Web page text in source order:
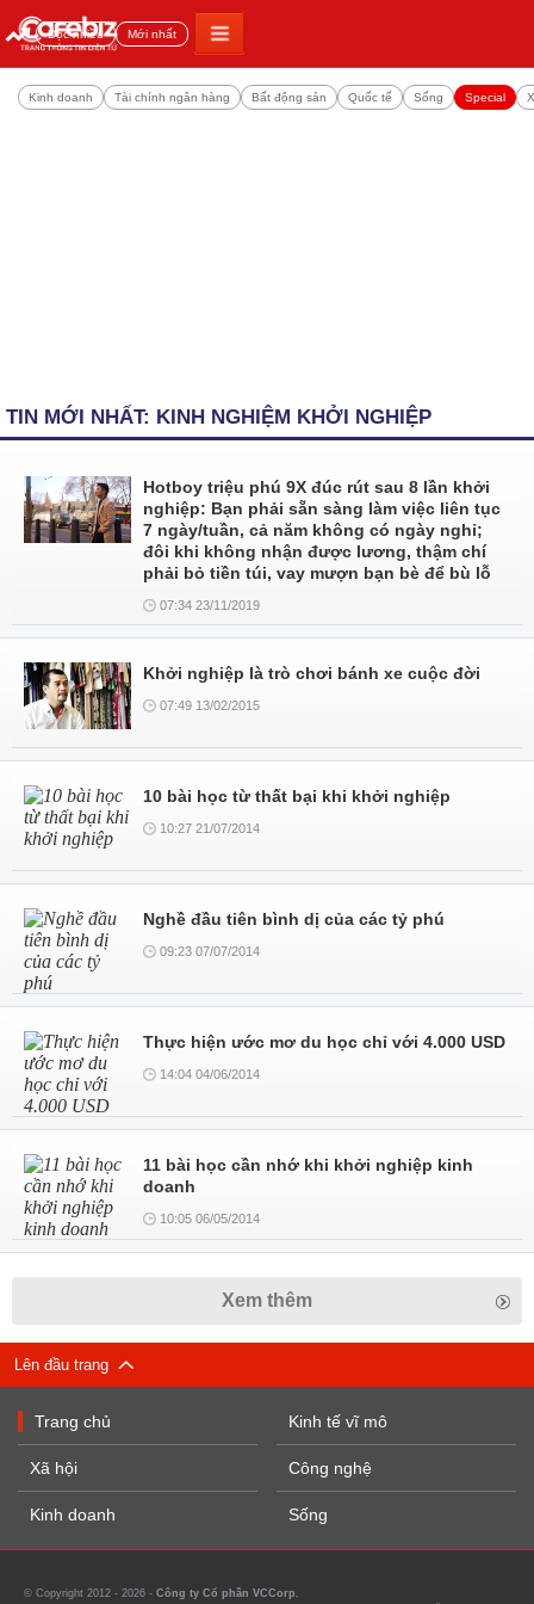
Đọc nhiều Mới nhất
Kinh doanh Tài chính ngân hàng Bất động sản Quốc tế Sống Special
TIN MỚI NHẤT: KINH NGHIỆM KHỞI NGHIỆP
Hotboy triệu phú 9X đúc rút sau 8 lần khởi
nghiệp: Bạn phải sẵn sàng làm việc liên tục
7 ngày/tuần, cả năm không có ngày nghỉ;
đôi khi không nhận được lương, thậm chí
phải bỏ tiền túi, vay mượn bạn bè để bù lỗ
07:34 23/11/2019
Khởi nghiệp là trò chơi bánh xe cuộc đời
07:49 13/02/2015
10 bài học từ thất bại khi khởi nghiệp
10:27 21/07/2014
Nghề đầu tiên bình dị của các tỷ phú
09:23 07/07/2014
Thực hiện ước mơ du học chỉ với 4.000 USD
14:04 04/06/2014
11 bài học cần nhớ khi khởi nghiệp kinh
doanh
10:05 06/05/2014
Xem thêm
Lên đầu trang
Trang chủ
Xã hội
Kinh doanh
Kinh tế vĩ mô
Công nghệ
Sống
© Copyright 2012 - 2026 - Công ty Cổ phần VCCorp.